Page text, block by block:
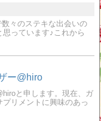
々のステキな出会いの
っています♪これから
ー@hiro
と申します。現在、ガ
リメントに興味のあっ